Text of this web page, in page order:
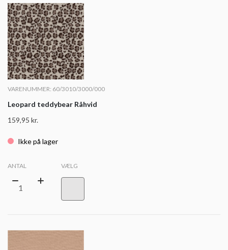
VARENUMMER: 60/3010/3000/000
Leopard teddybear Råhvid
159,95 kr.
Ikke på lager
ANTAL VÆLG